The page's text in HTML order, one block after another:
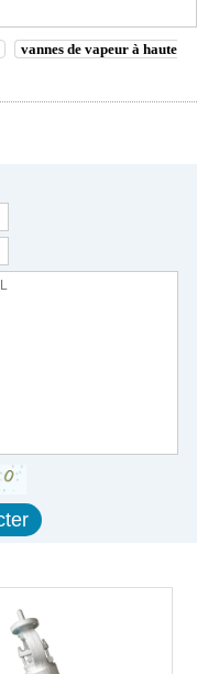
vannes de vapeur à haute